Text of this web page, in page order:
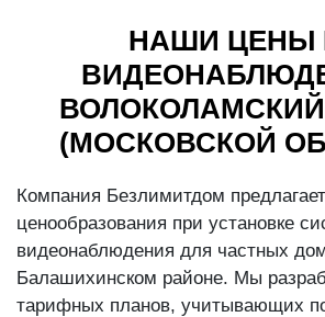
НАШИ ЦЕНЫ
(МОСКОВСКОЙ
Компания Безлимитдом
ценообразования при установке
видеонаблюдения для частных
Балашихинском районе. Мы
тарифных планов, учитывающих